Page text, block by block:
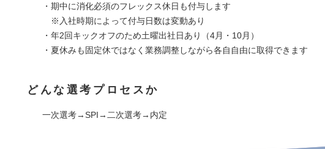
・期中に消化必須のフレックス休日も付与します
※入社時期によって付与日数は変動あり
・年2回キックオフのため土曜出社日あり（4月・10月）
・夏休みも固定休ではなく業務調整しながら各自自由に取得できます
どんな選考プロセスか
一次選考→SPI→二次選考→内定